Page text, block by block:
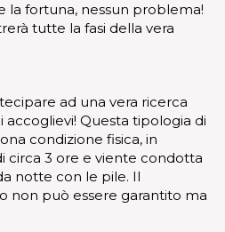
la fortuna, nessun problema!
tutte la fasi della vera
ad una vera ricerca
Questa tipologia di
condizione fisica, in
circa 3 ore e viente condotta
notte con le pile. Il
non può essere garantito ma